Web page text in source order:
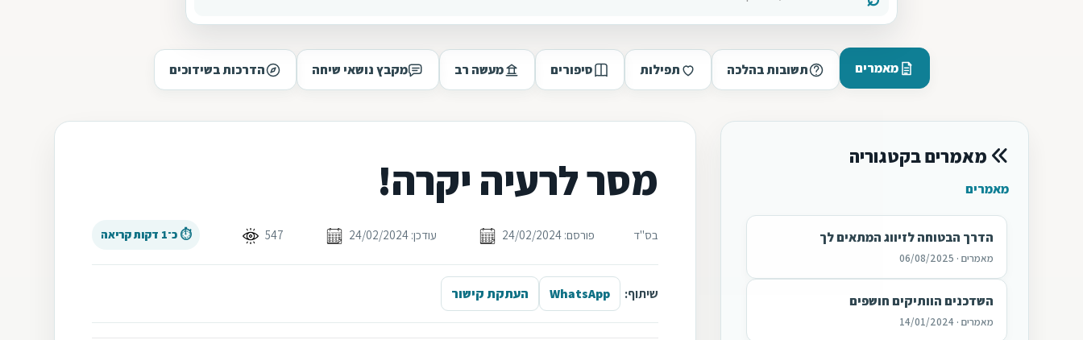
מאמרים תשובות בהלכה תפילות סיפורים מעשה רב מקבץ נושאי שיחה הדרכות בשידוכים
מאמרים בקטגוריה
מאמרים
הדרך הבטוחה לזיווג המתאים לך
מאמרים · 06/08/2025
השדכנים הוותיקים חושפים
מאמרים · 14/01/2024
מסר לרעיה יקרה!
בס"ד פורסם: 24/02/2024 עודכן: 24/02/2024 547 ⏱ כ־1 דקות קריאה
שיתוף: WhatsApp העתקת קישור